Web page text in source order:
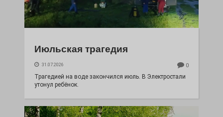
Июльская трагедия
31.07.2026 0
Трагедией на воде закончился июль. В Электростали
утонул ребёнок.